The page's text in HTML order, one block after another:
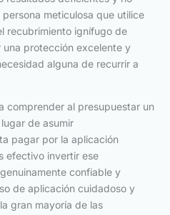
meticulosa que utilice
recubrimiento ignífugo de
una protección excelente y
alguna de recurrir a
comprender al presupuestar un
de asumir
pagar por la aplicación
efectivo invertir ese
confiable y
de aplicación cuidadoso y
gran mayoría de las